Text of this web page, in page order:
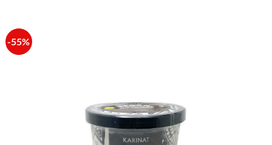
-55%